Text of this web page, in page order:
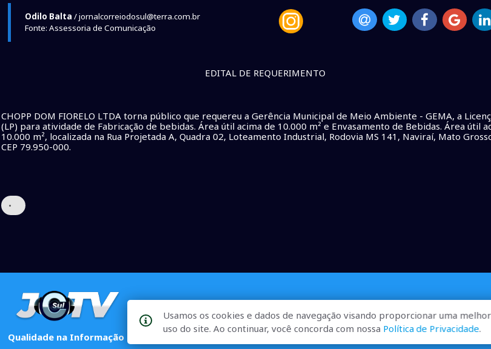
Odilo Balta / jornalcorreiodosul@terra.com.br
Fonte: Assessoria de Comunicação
EDITAL DE REQUERIMENTO
CHOPP DOM FIORELO LTDA torna público que requereu a Gerência Municipal de Meio Ambiente - GEMA, a
(LP) para atividade de Fabricação de bebidas. Área útil acima de 10.000 m² e Envasamento de Bebidas. Área útil
10.000 m², localizada na Rua Projetada A, Quadra 02, Loteamento Industrial, Rodovia MS 141, Naviraí, Mato
CEP 79.950-000.
•
Qualidade na Informação
Usamos os cookies e dados de navegação visando proporcionar uma
uso do site. Ao continuar, você concorda com nossa Política de Privacidade.